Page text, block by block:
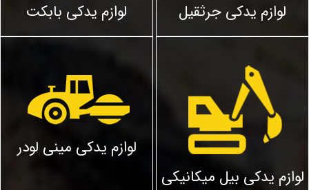
لوازم یدکی جرثقیل لوازم یدکی بابکت
لوازم یدکی بیل میکانیکی
لوازم یدکی مینی لودر